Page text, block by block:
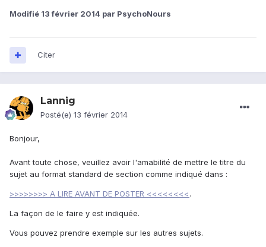
Modifié 13 février 2014 par PsychoNours
Citer
Lannig
Posté(e) 13 février 2014
Bonjour,
Avant toute chose, veuillez avoir l'amabilité de mettre le titre du
sujet au format standard de section comme indiqué dans :
>>>>>>>> A LIRE AVANT DE POSTER <<<<<<<<.
La façon de le faire y est indiquée.
Vous pouvez prendre exemple sur les autres sujets.